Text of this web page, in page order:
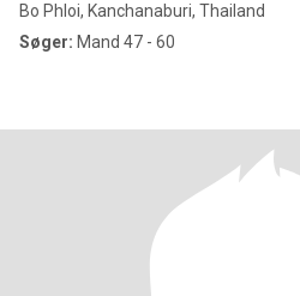
Bo Phloi, Kanchanaburi, Thailand
Søger: Mand 47 - 60